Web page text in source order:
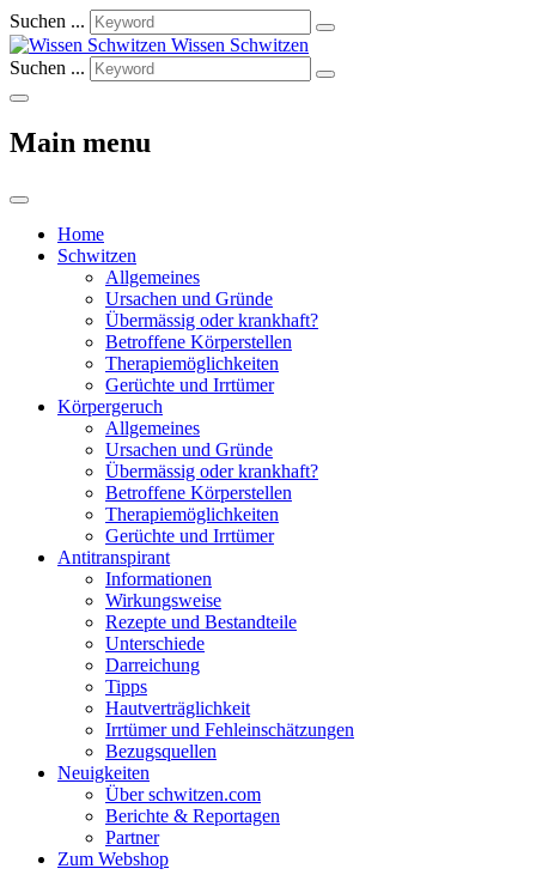
Suchen ...
Wissen Schwitzen
Suchen ...
Main menu
Home
Schwitzen
Allgemeines
Ursachen und Gründe
Übermässig oder krankhaft?
Betroffene Körperstellen
Therapiemöglichkeiten
Gerüchte und Irrtümer
Körpergeruch
Allgemeines
Ursachen und Gründe
Übermässig oder krankhaft?
Betroffene Körperstellen
Therapiemöglichkeiten
Gerüchte und Irrtümer
Antitranspirant
Informationen
Wirkungsweise
Rezepte und Bestandteile
Unterschiede
Darreichung
Tipps
Hautverträglichkeit
Irrtümer und Fehleinschätzungen
Bezugsquellen
Neuigkeiten
Über schwitzen.com
Berichte & Reportagen
Partner
Zum Webshop